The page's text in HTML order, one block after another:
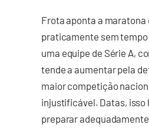
Frota aponta a maratona
praticamente sem
uma equipe de Série A,
tende a aumentar pela
maior competição
injustificável. Datas, isso
preparar